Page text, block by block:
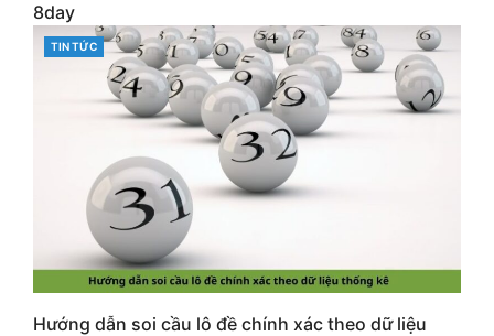
8day
CATEGORIES
TIN TỨC
Hướng dẫn soi cầu lô đề chính xác theo dữ liệu